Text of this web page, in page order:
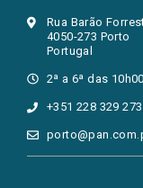
Rua Barão
4050-273 Porto
Portugal
2ª a 6ª das
+351 228 329 273